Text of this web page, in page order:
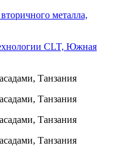
металла,
CLT, Южная